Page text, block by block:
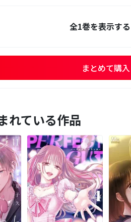
全1巻を表示する
まとめて購入
れている作品